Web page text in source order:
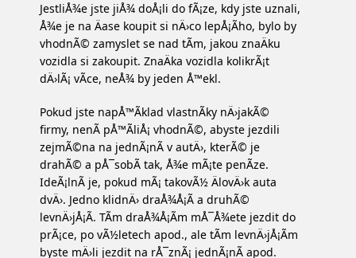
JestliÅ¾e jste jiÅ¾ doÅ¡li do fÃ¡ze, kdy jste uznali,
Å¾e je na Äase koupit si nÄ›co lepÅ¡Ã­ho, bylo by
vhodnÃ© zamyslet se nad tÃ­m, jakou znaÄku
vozidla si zakoupit. ZnaÄka vozidla kolikrÃ¡t
dÄ›lÃ¡ vÃ­ce, neÅ¾ by jeden Å™ekl.
Pokud jste napÅ™Ã­klad vlastnÃ­ky nÄ›jakÃ©
firmy, nenÃ­ pÅ™Ã­liÅ¡ vhodnÃ©, abyste jezdili
zejmÃ©na na jednÃ¡nÃ­ v autÄ›, kterÃ© je
drahÃ© a pÅ¯sobÃ­ tak, Å¾e mÃ¡te penÃ­ze.
IdeÃ¡lnÃ­ je, pokud mÃ¡ takovÃ½ ÄlovÄ›k auta
dvÄ›. Jedno klidnÄ› draÅ¾Å¡Ã­ a druhÃ©
levnÄ›jÅ¡Ã­. TÃ­m draÅ¾Å¡Ã­m mÅ¯Å¾ete jezdit do
prÃ¡ce, po vÃ½letech apod., ale tÃ­m levnÄ›jÅ¡Ã­m
byste mÄ›li jezdit na rÅ¯znÃ¡ jednÃ¡nÃ­ apod.